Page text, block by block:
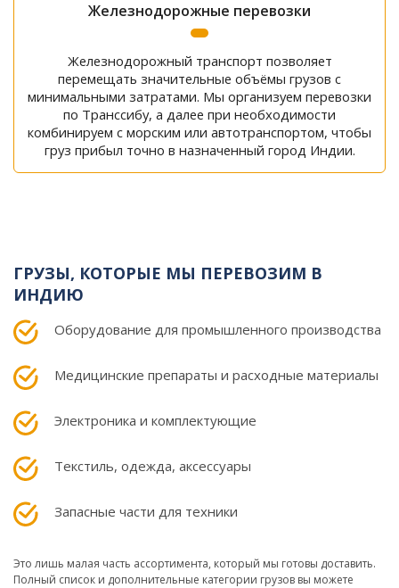
Железнодорожные перевозки
Железнодорожный транспорт позволяет
перемещать значительные объёмы грузов с
минимальными затратами. Мы организуем перевозки
по Транссибу, а далее при необходимости
комбинируем с морским или автотранспортом, чтобы
груз прибыл точно в назначенный город Индии.
ГРУЗЫ, КОТОРЫЕ МЫ ПЕРЕВОЗИМ В
ИНДИЮ
Оборудование для промышленного производства
Медицинские препараты и расходные материалы
Электроника и комплектующие
Текстиль, одежда, аксессуары
Запасные части для техники
Это лишь малая часть ассортимента, который мы готовы доставить.
Полный список и дополнительные категории грузов вы можете